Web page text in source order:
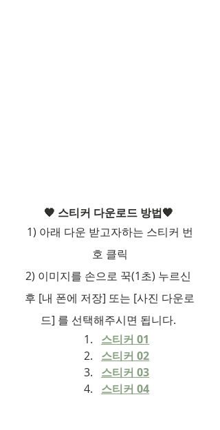
🧡 스티커 다운로드 방법🧡
1) 아래 다운 받고자하는 스티커 번
호 클릭
2) 이미지를 손으로 꾹(1초) 누르신
후 [내 폰에 저장] 또는 [사진 다운로
드] 를 선택해주시면 됩니다.
스티커 01
스티커 02
스티커 03
스티커 04